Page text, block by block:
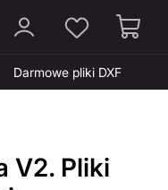
Darmowe pliki DXF
V2. Pliki